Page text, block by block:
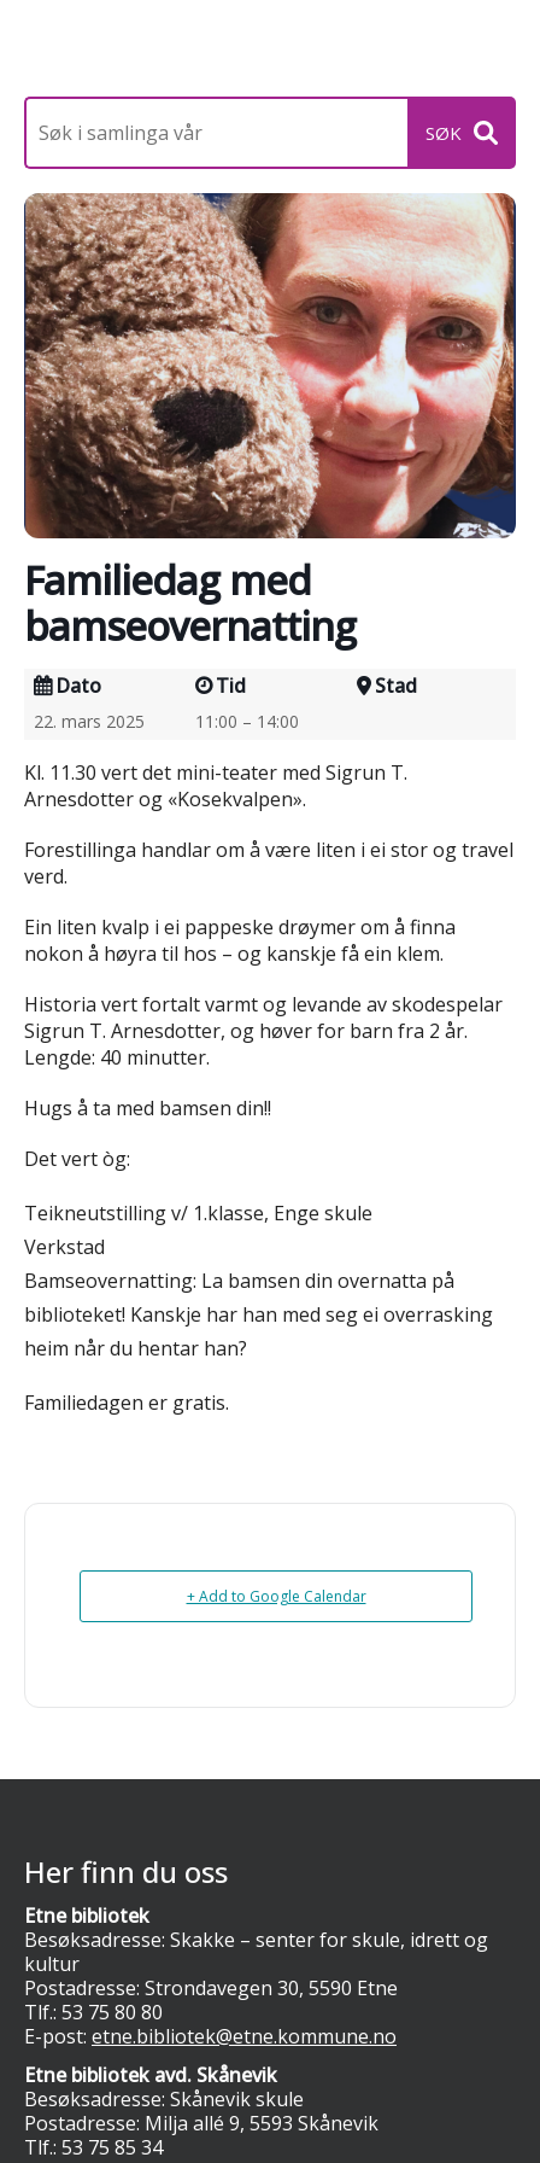
Familiedag med
bamseovernatting
Dato
22. mars 2025
Tid
11:00 – 14:00
Stad
Kl. 11.30 vert det mini-teater med Sigrun T.
Arnesdotter og «Kosekvalpen».
Forestillinga handlar om å være liten i ei stor og travel
verd.
Ein liten kvalp i ei pappeske drøymer om å finna
nokon å høyra til hos – og kanskje få ein klem.
Historia vert fortalt varmt og levande av skodespelar
Sigrun T. Arnesdotter, og høver for barn fra 2 år.
Lengde: 40 minutter.
Hugs å ta med bamsen din!!
Det vert òg:
Teikneutstilling v/ 1.klasse, Enge skule
Verkstad
Bamseovernatting: La bamsen din overnatta på
biblioteket! Kanskje har han med seg ei overrasking
heim når du hentar han?
Familiedagen er gratis.
+ Add to Google Calendar
Her finn du oss
Etne bibliotek
Besøksadresse: Skakke – senter for skule, idrett og
kultur
Postadresse: Strondavegen 30, 5590 Etne
Tlf.: 53 75 80 80
E-post: etne.bibliotek@etne.kommune.no
Etne bibliotek avd. Skånevik
Besøksadresse: Skånevik skule
Postadresse: Milja allé 9, 5593 Skånevik
Tlf.: 53 75 85 34